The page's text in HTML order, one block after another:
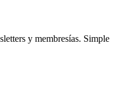
y membresías. Simple